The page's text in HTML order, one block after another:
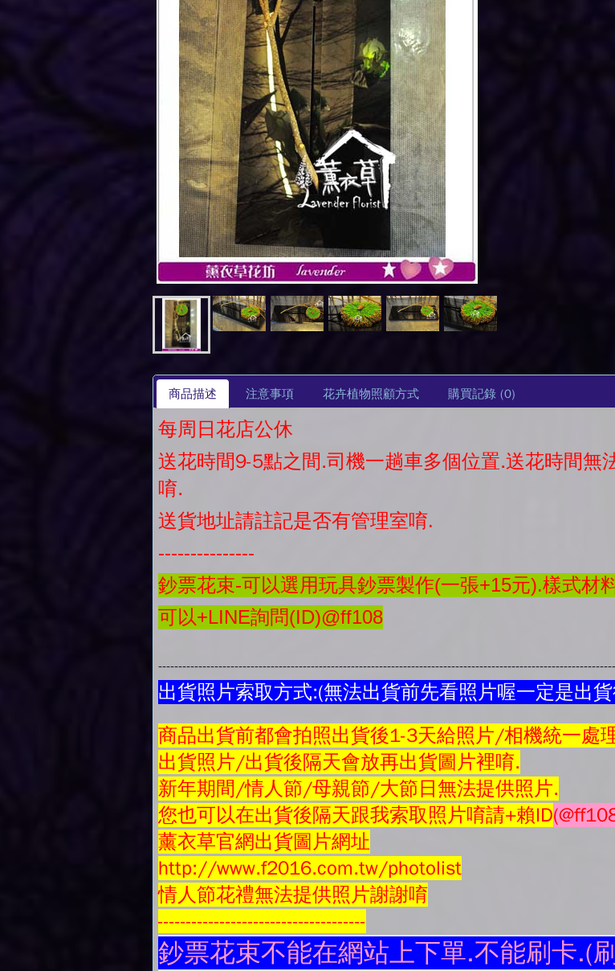
商品描述 注意事項 花卉植物照顧方式 購買記錄 (0)
每周日花店公休
送花時間9-5點之間.司機一趟車多個位置.送花時間無
唷.
送貨地址請註記是否有管理室唷.
---------------
鈔票花束-可以選用玩具鈔票製作(一張+15元).樣式材
可以+LINE詢問(ID)@ff108
出貨照片索取方式:(無法出貨前先看照片喔一定是出
商品出貨前都會拍照出貨後1-3天給照片/相機統一處
出貨照片/出貨後隔天會放再出貨圖片裡唷.
新年期間/情人節/母親節/大節日無法提供照片.
您也可以在出貨後隔天跟我索取照片唷請+賴ID
薰衣草官網出貨圖片網址
http://www.f2016.com.tw/photolist
情人節花禮無法提供照片謝謝唷
-------------------------------------
鈔票花束不能在網站上下單.不能刷卡.(